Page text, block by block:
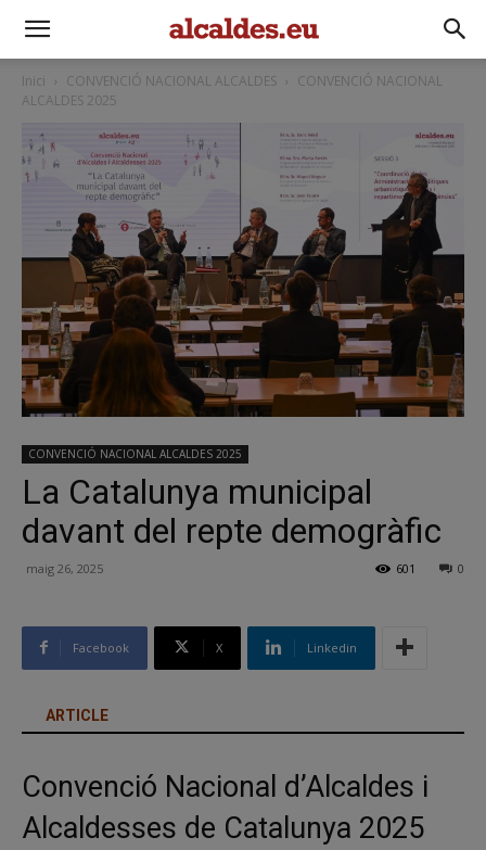
Inici CONVENCIÓ NACIONAL ALCALDES
CONVENCIÓ NACIONAL
ALCALDES 2025
CONVENCIÓ NACIONAL ALCALDES 2025
La Catalunya municipal
davant del repte demogràfic
maig 26, 2025 0
601
Facebook X Linkedin
ARTICLE
Convenció Nacional d’Alcaldes i
Alcaldesses de Catalunya 2025